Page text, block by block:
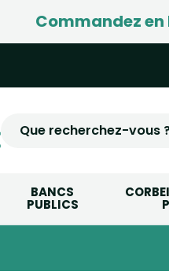
Commandez
BANCS
PUBLICS